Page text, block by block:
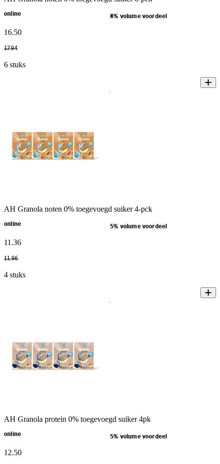
online 8% volume voordeel
16.50
17.94
6 stuks
AH Granola noten 0% toegevoegd suiker 4-pck
online 5% volume voordeel
11 .36
11.96
4 stuks
AH Granola protein 0% toegevoegd suiker 4pk
online 5% volume voordeel
12.50